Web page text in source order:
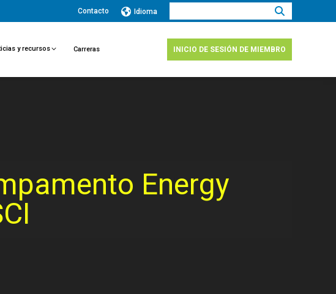
Contacto Idioma
y recursos Carreras INICIO DE SESIÓN DE MIEMBRO
Energy